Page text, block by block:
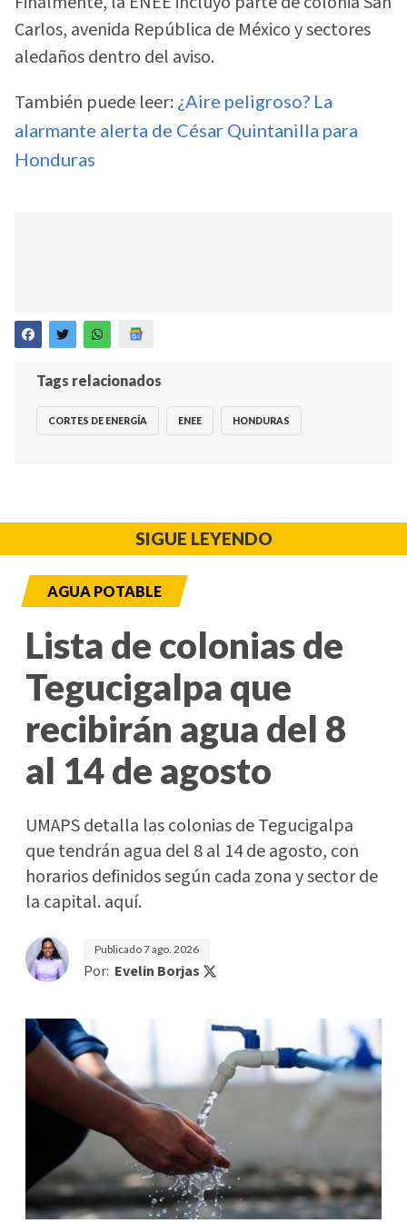
Carlos, avenida República de México y sectores
aledaños dentro del aviso.
También puede leer: ¿Aire peligroso? La
alarmante alerta de César Quintanilla para
Honduras
Tags relacionados
CORTES DE ENERGÍA ENEE HONDURAS
SIGUE LEYENDO
AGUA POTABLE
Lista de colonias de
Tegucigalpa que
recibirán agua del 8
al 14 de agosto
UMAPS detalla las colonias de Tegucigalpa
que tendrán agua del 8 al 14 de agosto, con
horarios definidos según cada zona y sector de
la capital. aquí.
Publicado7 ago. 2026
Por: Evelin Borjas